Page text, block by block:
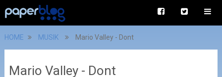
HOME MUSIK Mario Valley - Dont
Mario Valley - Dont